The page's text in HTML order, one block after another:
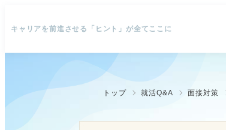
キャリアを前進させる「ヒント」が全てここに
トップ 就活Q&A 面接対策